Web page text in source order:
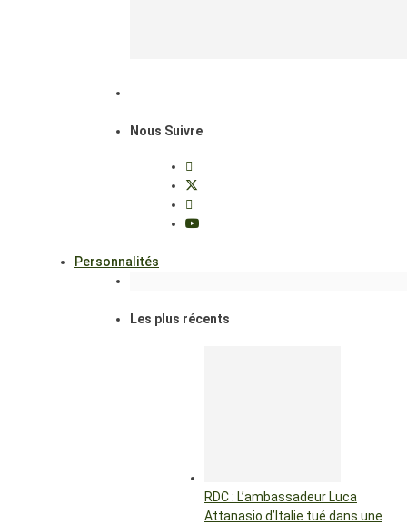
Nous Suivre
Personnalités
Les plus récents
RDC : L’ambassadeur Luca
Attanasio d’Italie tué dans une